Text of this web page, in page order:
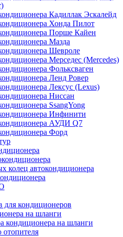
Кадиллак Эскалейд
Хонда Пилот
Порше Кайен
Мазда
Шевроле
Мерседес (Mercedes)
Фольксваген
Ленд Ровер
Лексус (Lexus)
Ниссан
SsangYong
Инфинити
АУДИ Q7
Форд
колец автокондиционера
для кондиционеров
на шланги
кондиционера на шланги
отопителя